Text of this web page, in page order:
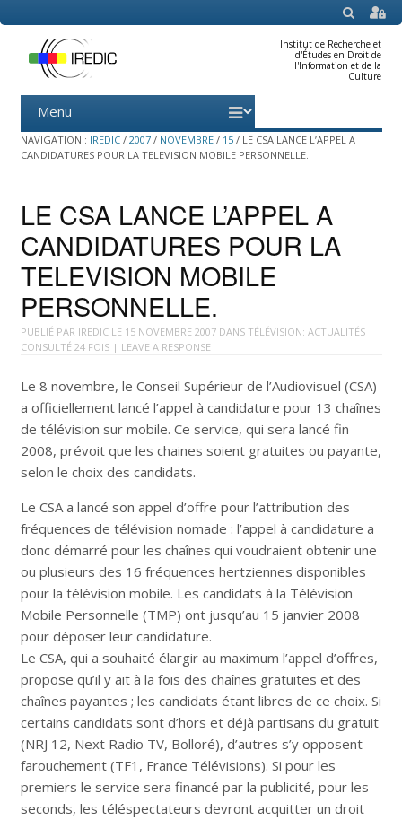
SEARCH
Institut de Recherche et
d'Études en Droit de
l'Information et de la
Culture
Menu
content
NAVIGATION : IREDIC / 2007 / NOVEMBRE / 15 / LE CSA LANCE L’APPEL A
CANDIDATURES POUR LA TELEVISION MOBILE PERSONNELLE.
LE CSA LANCE L’APPEL A
CANDIDATURES POUR LA
TELEVISION MOBILE
PERSONNELLE.
PUBLIÉ PAR IREDICLE 15 NOVEMBRE 2007DANS TÉLÉVISION: ACTUALITÉS|
CONSULTÉ 24 FOIS | LEAVE A RESPONSE
Le 8 novembre, le Conseil Supérieur de l’Audiovisuel (CSA)
a officiellement lancé l’appel à candidature pour 13 chaînes
de télévision sur mobile. Ce service, qui sera lancé fin
2008, prévoit que les chaines soient gratuites ou payante,
selon le choix des candidats.
Le CSA a lancé son appel d’offre pour l’attribution des
fréquences de télévision nomade : l’appel à candidature a
donc démarré pour les chaînes qui voudraient obtenir une
ou plusieurs des 16 fréquences hertziennes disponibles
pour la télévision mobile. Les candidats à la Télévision
Mobile Personnelle (TMP) ont jusqu’au 15 janvier 2008
pour déposer leur candidature.
Le CSA, qui a souhaité élargir au maximum l’appel d’offres,
propose qu’il y ait à la fois des chaînes gratuites et des
chaînes payantes ; les candidats étant libres de ce choix. Si
certains candidats sont d’hors et déjà partisans du gratuit
(NRJ 12, Next Radio TV, Bolloré), d’autres s’y opposent
farouchement (TF1, France Télévisions). Si pour les
premiers le service sera financé par la publicité, pour les
seconds, les téléspectateurs devront acquitter un droit